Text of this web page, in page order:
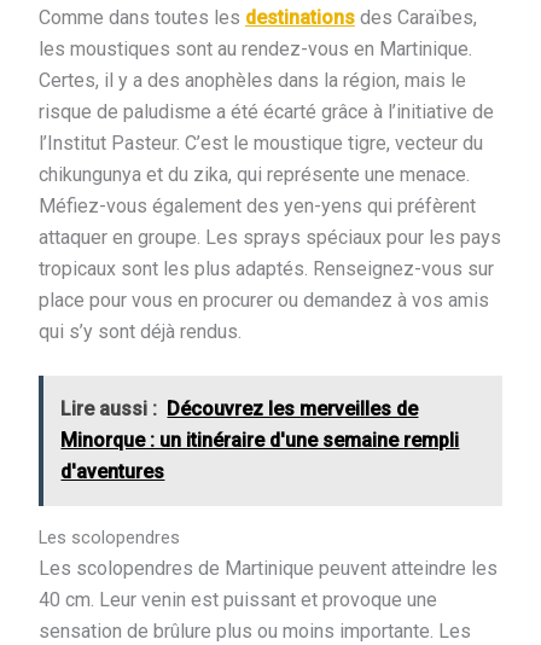
Comme dans toutes les destinationsdes Caraïbes,
les moustiques sont au rendez-vous en Martinique.
Certes, il y a des anophèles dans la région, mais le
risque de paludisme a été écarté grâce à l’initiative de
l’Institut Pasteur. C’est le moustique tigre, vecteur du
chikungunya et du zika, qui représente une menace.
Méfiez-vous également des yen-yens qui préfèrent
attaquer en groupe. Les sprays spéciaux pour les pays
tropicaux sont les plus adaptés. Renseignez-vous sur
place pour vous en procurer ou demandez à vos amis
qui s’y sont déjà rendus.
Lire aussi : Découvrez les merveilles de
Minorque : un itinéraire d'une semaine rempli
d'aventures
Les scolopendres
Les scolopendres de Martinique peuvent atteindre les
40 cm. Leur venin est puissant et provoque une
sensation de brûlure plus ou moins importante. Les